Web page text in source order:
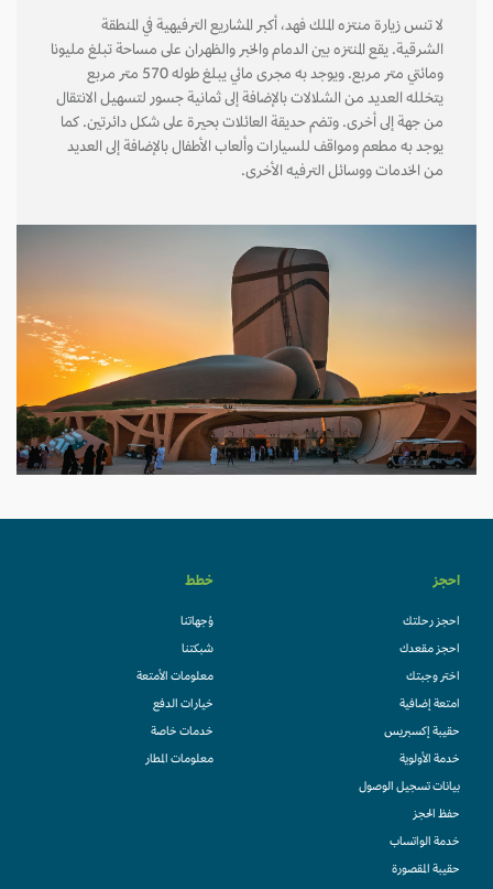
لا تنس زيارة منتزه الملك فهد، أكبر المشاريع الترفيهية في المنطقة
الشرقية. يقع المنتزه بين الدمام والخبر والظهران على مساحة تبلغ مليونا
ومائتي متر مربع. ويوجد به مجرى مائي يبلغ طوله 570 متر مربع
يتخلله العديد من الشلالات بالإضافة إلى ثمانية جسور لتسهيل الانتقال
من جهة إلى أخرى. وتضم حديقة العائلات بحيرة على شكل دائرتين. كما
يوجد به مطعم ومواقف للسيارات وألعاب الأطفال بالإضافة إلى العديد
من الخدمات ووسائل الترفيه الأخرى.
احجز
احجز رحلتك
احجز مقعدك
اختر وجبتك
امتعة إضافية
حقيبة إكسبريس
خدمة الأولوية
بيانات تسجيل الوصول
حفظ الحجز
خدمة الواتساب
حقيبة المقصورة
خطط
وُجهاتنا
شبكتنا
معلومات الأمتعة
خيارات الدفع
خدمات خاصة
معلومات المطار